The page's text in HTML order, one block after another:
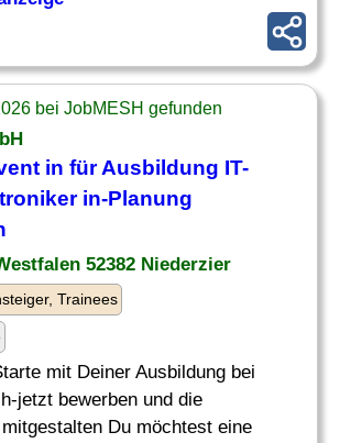
bei JobMESH gefunden
in für Ausbildung IT-
in-Planung
52382 Niederzier
Trainees
mit Deiner Ausbildung bei
jetzt bewerben und die
Du möchtest eine